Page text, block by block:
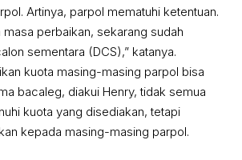
Artinya, parpol mematuhi ketentuan.
masa perbaikan, sekarang sudah
sementara (DCS),” katanya.
kuota masing-masing parpol bisa
bacaleg, diakui Henry, tidak semua
kuota yang disediakan, tetapi
kepada masing-masing parpol.